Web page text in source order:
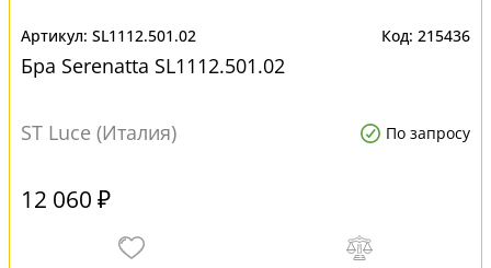
SL1112.501.02 215436
Бра Serenatta SL1112.501.02
ST Luce (Италия) По запросу
12 060 ₽